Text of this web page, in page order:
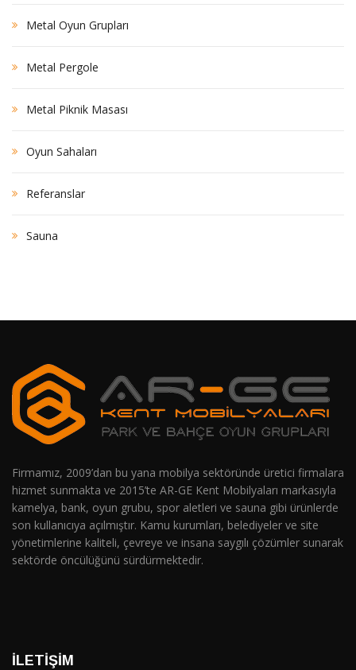
Metal Oyun Grupları
Metal Pergole
Metal Piknik Masası
Oyun Sahaları
Referanslar
Sauna
Firmamız, 2009’dan bu yana mobilya sektöründe üretici firmalara
hizmet sunmakta ve 2015’te AR-GE Kent Mobilyaları markasıyla
kamelya, bank, oyun grubu, spor aletleri ve sauna gibi ürünlerde
son kullanıcıya açılmıştır. Kamu kurumları, belediyeler ve site
yönetimlerine kaliteli, çevreye ve insana saygılı çözümler sunarak
sektörde öncülüğünü sürdürmektedir.
İLETIŞIM